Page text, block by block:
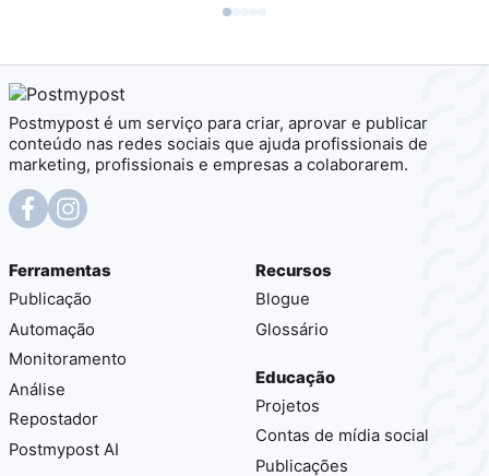
Postmypost é um serviço para criar, aprovar e publicar
conteúdo nas redes sociais que ajuda profissionais de
marketing, profissionais e empresas a colaborarem.
Ferramentas
Publicação
Automação
Monitoramento
Análise
Repostador
Postmypost AI
Recursos
Blogue
Glossário
Educação
Projetos
Contas de mídia social
Publicações